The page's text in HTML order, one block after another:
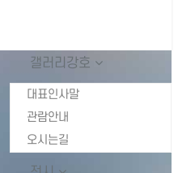
갤러리강호
대표인사말
관람안내
오시는길